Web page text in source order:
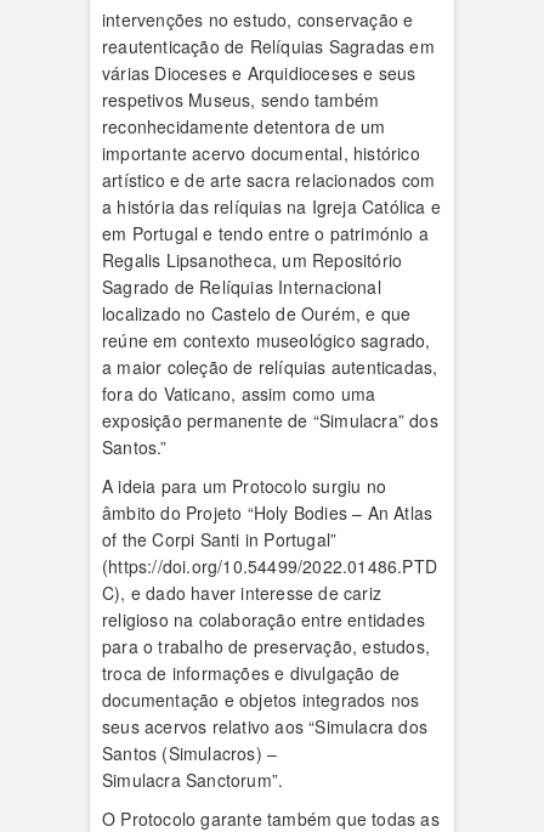
intervenções no estudo, conservação e
reautenticação de Relíquias Sagradas em
várias Dioceses e Arquidioceses e seus
respetivos Museus, sendo também
reconhecidamente detentora de um
importante acervo documental, histórico
artístico e de arte sacra relacionados com
a história das relíquias na Igreja Católica e
em Portugal e tendo entre o património a
Regalis Lipsanotheca, um Repositório
Sagrado de Relíquias Internacional
localizado no Castelo de Ourém, e que
reúne em contexto museológico sagrado,
a maior coleção de relíquias autenticadas,
fora do Vaticano, assim como uma
exposição permanente de “Simulacra” dos
Santos.”
A ideia para um Protocolo surgiu no
âmbito do Projeto “Holy Bodies – An Atlas
of the Corpi Santi in Portugal”
(https://doi.org/10.54499/2022.01486.PTD
C), e dado haver interesse de cariz
religioso na colaboração entre entidades
para o trabalho de preservação, estudos,
troca de informações e divulgação de
documentação e objetos integrados nos
seus acervos relativo aos “Simulacra dos
Santos (Simulacros) –
Simulacra Sanctorum”.
O Protocolo garante também que todas as